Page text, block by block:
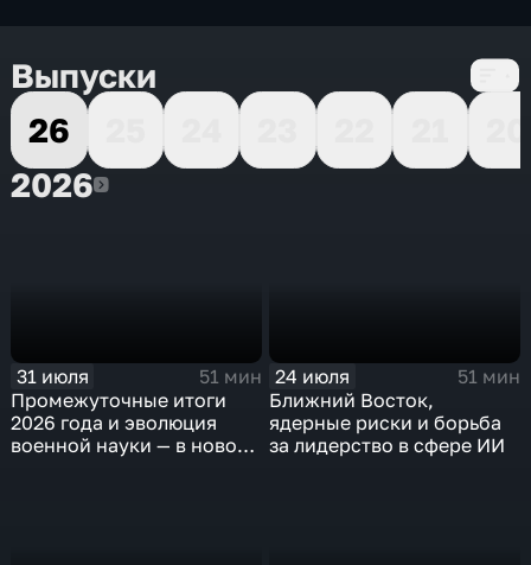
Выпуски
26
20262026
31 июля
51 мин
Промежуточные итоги
2026 года и эволюция
военной науки — в новом
24 июля
51 мин
Ближний Восток,
ядерные риски и борьба
за лидерство в сфере ИИ